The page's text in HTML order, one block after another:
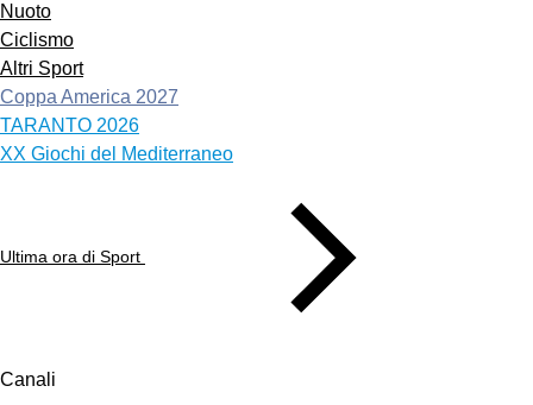
Nuoto
Ciclismo
Altri Sport
Coppa America 2027
TARANTO 2026
XX Giochi del Mediterraneo
Ultima ora di Sport
Canali